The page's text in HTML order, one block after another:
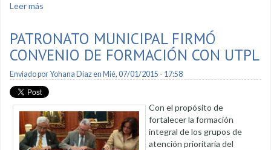
Leer más
PATRONATO MUNICIPAL FIRMÓ
CONVENIO DE FORMACIÓN CON UTPL
Enviado porYohana Diazen Mié, 07/01/2015 - 17:58
Con el propósito de
fortalecer la formación
integral de los grupos de
atención prioritaria del